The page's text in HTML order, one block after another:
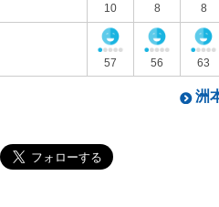
10 8 8
57 56 63
洲